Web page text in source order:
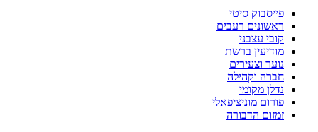
פייסבוק סיטי
ראשונים רעבים
קובי עצבני
מודיעין ברשת
נוער וצעירים
חברה וקהילה
נדלן מקומי
פורום מוניציפאלי
זמזום הדבורה